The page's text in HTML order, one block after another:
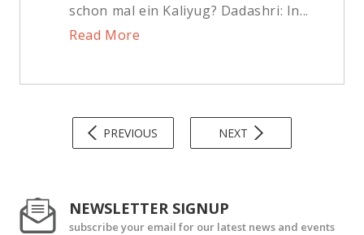
schon mal ein Kaliyug? Dadashri: In...
Read More
PREVIOUS NEXT
NEWSLETTER SIGNUP
subscribe your email for our latest news and events